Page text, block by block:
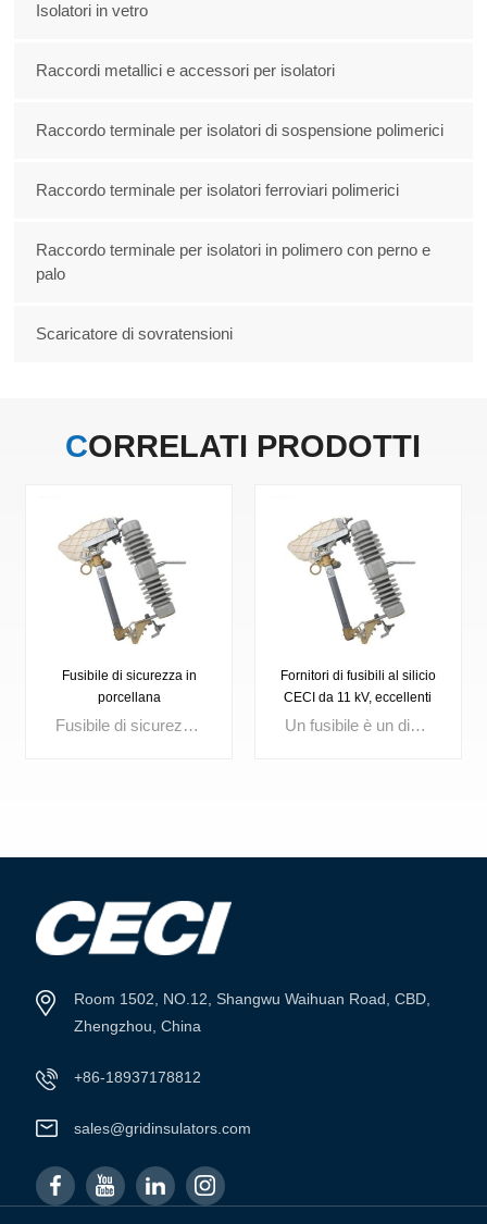
Isolatori in vetro
Raccordi metallici e accessori per isolatori
Raccordo terminale per isolatori di sospensione polimerici
Raccordo terminale per isolatori ferroviari polimerici
Raccordo terminale per isolatori in polimero con perno e
palo
Scaricatore di sovratensioni
CORRELATI PRODOTTI
Fusibile di sicurezza in
porcellana
Fusibile di sicurezza per esterni Tensione nominale: 3 kV, 10 kV, 15 kV, 24 kV, 27 kV, 33 kV, 36 kV Corrente fino a: 100 A, 200 A
SCOPRI DI
PIÙ
Fornitori di fusibili al silicio
CECI da 11 kV, eccellenti
fusibili
Un fusibile è un dispositivo di protezione da sovracorrente compatto che fonde il suo elemento interno quando la corrente supera un limite impostato, interrompendo istantaneamente il circuito. Ampiamente utilizzati nella distribuzione di energia, nei quadri elettrici, nei trasformatori e nei quadri di controllo, i fusibili di alta qualità garantiscono un rapido isolamento dei guasti, migliorano la sicurezza dei circuiti e l’affidabilità del sistema.
Room 1502, NO.12, Shangwu Waihuan Road, CBD,
Zhengzhou, China
+86-18937178812
sales@gridinsulators.com